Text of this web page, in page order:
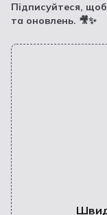
Підписуйтеся,
та оновлень. 🎥✨